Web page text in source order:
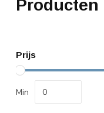
Producten
Prijs
Min